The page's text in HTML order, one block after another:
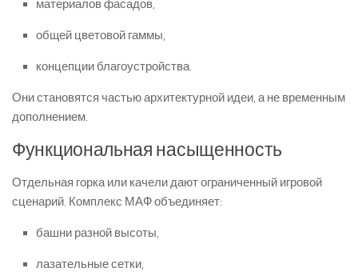
материалов фасадов,
общей цветовой гаммы,
концепции благоустройства.
Они становятся частью архитектурной идеи, а не временным
дополнением.
Функциональная насыщенность
Отдельная горка или качели дают ограниченный игровой
сценарий. Комплекс МАФ объединяет:
башни разной высоты,
лазательные сетки,